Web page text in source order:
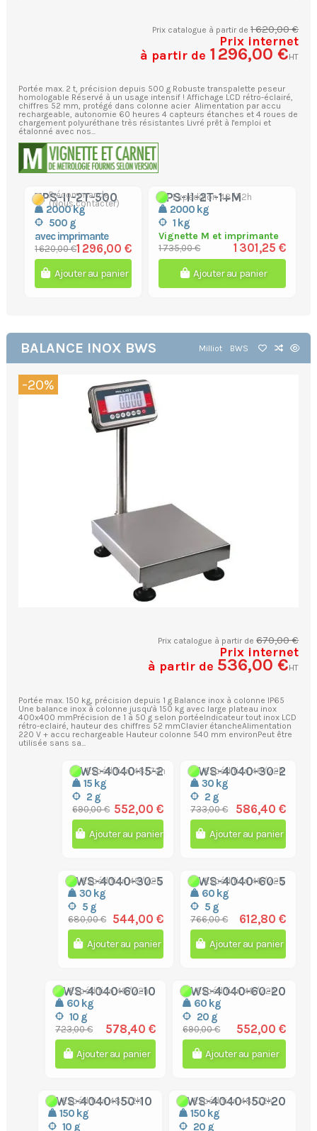
Prix catalogue à partir de1 620,00 €
Prix internet
à partir de 1 296,00 €HT
Portée max. 2 t, précision depuis 500 g Robuste transpalette peseur
homologable Réservé à un usage intensif ! Affichage LCD rétro-éclairé,
chiffres 52 mm, protégé dans colonne acier Alimentation par accu
rechargeable, autonomie 60 heures 4 capteurs étanches et 4 roues de
chargement polyuréthane très résistantes Livré prêt à l'emploi et
étalonné avec nos...
TPS-II-2T-500
2000 kg
500 g
avec imprimante
Précommande
(Nous contacter)
1 620,00 €1 296,00 €
Ajouter au panier
TPS-II-2T-1+M
2000 kg
1 kg
Vignette M et imprimante
Expédition 48/72h
1 735,00 € 1 301,25 €
Ajouter au panier
BALANCE INOX BWS Milliot BWS
-20%
Prix catalogue à partir de670,00 €
Prix internet
à partir de 536,00 €HT
Portée max. 150 kg, précision depuis 1 g Balance inox à colonne IP65
Une balance inox à colonne jusqu'à 150 kg avec large plateau inox
400x400 mmPrécision de 1 à 50 g selon portéeIndicateur tout inox LCD
rétro-eclairé, hauteur des chiffres 52 mmClavier étancheAlimentation
220 V + accu rechargeable Hauteur colonne 540 mm environPeut être
utilisée sans sa...
BWS-4040-15-2
15 kg
2 g
Expédition 48/72h
690,00 € 552,00 €
Ajouter au panier
BWS-4040-30-2
30 kg
2 g
Expédition 48/72h
733,00 € 586,40 €
Ajouter au panier
BWS-4040-30-5
30 kg
5 g
Expédition 48/72h
680,00 € 544,00 €
Ajouter au panier
BWS-4040-60-5
60 kg
5 g
Expédition 48/72h
766,00 € 612,80 €
Ajouter au panier
BWS-4040-60-10
60 kg
10 g
Expédition 48/72h
723,00 € 578,40 €
Ajouter au panier
BWS-4040-60-20
60 kg
20 g
Expédition 48/72h
690,00 € 552,00 €
Ajouter au panier
BWS-4040-150-10
150 kg
10 g
Expédition 48/72h BWS-4040-150-20
150 kg
20 g
Expédition 48/72h